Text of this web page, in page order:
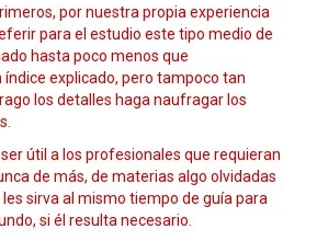
por nuestra propia experiencia
para el estudio este tipo medio de
hasta poco menos que
explicado, pero tampoco tan
los detalles haga naufragar los
útil a los profesionales que requieran
de más, de materias algo olvidadas
sirva al mismo tiempo de guía para
si él resulta necesario.